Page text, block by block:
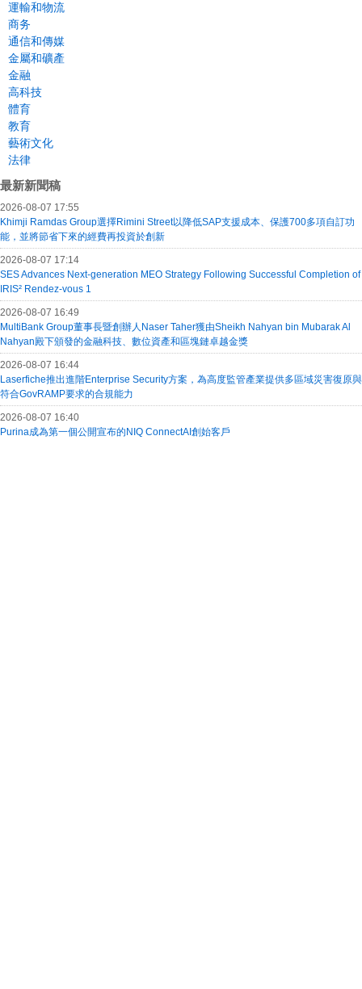
運輸和物流
商务
通信和傳媒
金屬和礦產
金融
高科技
體育
教育
藝術文化
法律
最新新聞稿
2026-08-07 17:55
Khimji Ramdas Group選擇Rimini Street以降低SAP支援成本、保護700多項自訂功
能，並將節省下來的經費再投資於創新
2026-08-07 17:14
SES Advances Next-generation MEO Strategy Following Successful Completion of
IRIS² Rendez-vous 1
2026-08-07 16:49
MultiBank Group董事長暨創辦人Naser Taher獲由Sheikh Nahyan bin Mubarak Al
Nahyan殿下頒發的金融科技、數位資產和區塊鏈卓越金獎
2026-08-07 16:44
Laserfiche推出進階Enterprise Security方案，為高度監管產業提供多區域災害復原與
符合GovRAMP要求的合規能力
2026-08-07 16:40
Purina成為第一個公開宣布的NIQ ConnectAI創始客戶